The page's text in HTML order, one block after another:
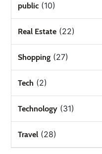
public (10)
Real Estate (22)
Shopping (27)
Tech (2)
Technology (31)
Travel (28)